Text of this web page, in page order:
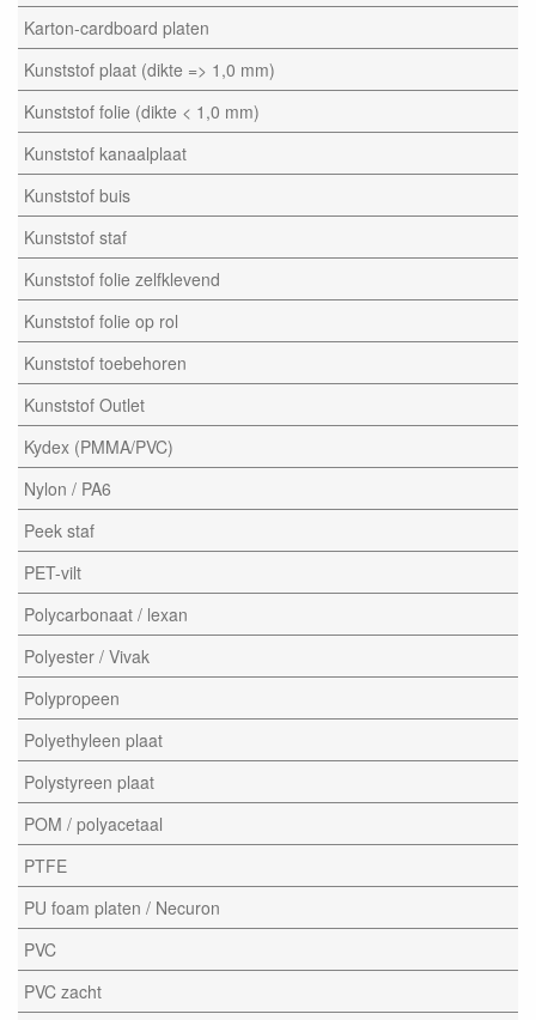
Karton-cardboard platen
Kunststof plaat (dikte => 1,0 mm)
Kunststof folie (dikte < 1,0 mm)
Kunststof kanaalplaat
Kunststof buis
Kunststof staf
Kunststof folie zelfklevend
Kunststof folie op rol
Kunststof toebehoren
Kunststof Outlet
Kydex (PMMA/PVC)
Nylon / PA6
Peek staf
PET-vilt
Polycarbonaat / lexan
Polyester / Vivak
Polypropeen
Polyethyleen plaat
Polystyreen plaat
POM / polyacetaal
PTFE
PU foam platen / Necuron
PVC
PVC zacht